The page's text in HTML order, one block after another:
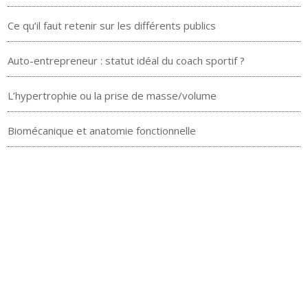
Ce qu’il faut retenir sur les différents publics
Auto-entrepreneur : statut idéal du coach sportif ?
L’hypertrophie ou la prise de masse/volume
Biomécanique et anatomie fonctionnelle